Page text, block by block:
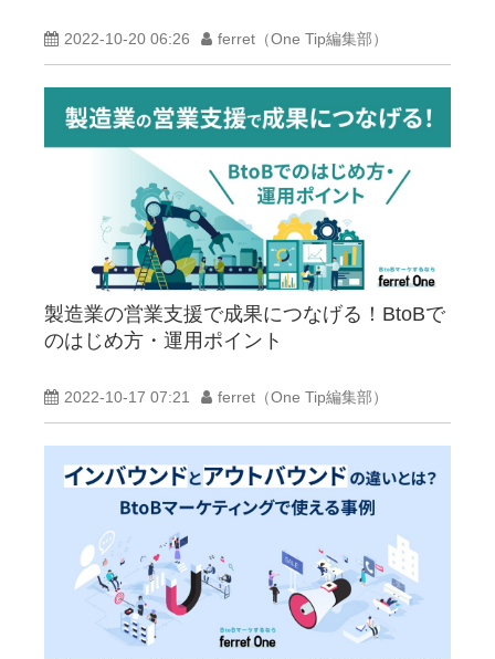
2022-10-20 06:26 ferret（One Tip編集部）
製造業の営業支援で成果につなげる！BtoBで
のはじめ方・運用ポイント
2022-10-17 07:21 ferret（One Tip編集部）